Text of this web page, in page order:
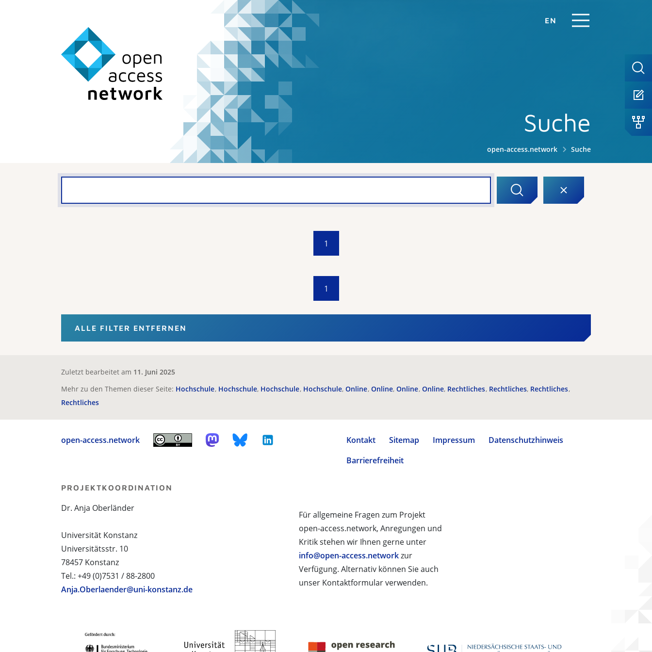
EN
Suche
open-access.network Suche
1
1
ALLE FILTER ENTFERNEN
Zuletzt bearbeitet am 11. Juni 2025
Mehr zu den Themen dieser Seite: Hochschule Hochschule Hochschule Hochschule Online Online Online Online Rechtliches Rechtliches Rechtliches
Rechtliches
open-access.network Kontakt Sitemap Impressum
Datenschutzhinweis
Barrierefreiheit
Für allgemeine Fragen zum Projekt
open-access.network, Anregungen und
Kritik stehen wir Ihnen gerne unter
info@open-access.networkzur
Verfügung. Alternativ können Sie auch
unser Kontaktformular verwenden.
PROJEKTKOORDINATION
Dr. Anja Oberländer
Universität Konstanz
Universitätsstr. 10
78457 Konstanz
Tel.: +49 (0)7531 / 88-2800
Anja.Oberlaender@uni-konstanz.de